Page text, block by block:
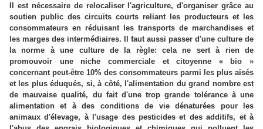
Il est nécessaire de relocaliser l'agriculture, d'organiser grâce au
soutien public des circuits courts reliant les producteurs et les
consommateurs en réduisant les transports de marchandises et
les marges des intermédiaires. Il faut aussi passer d'une culture de
la norme à une culture de la règle: cela ne sert à rien de
promouvoir une niche commerciale et citoyenne « bio »
concernant peut-être 10% des consommateurs parmi les plus aisés
et les plus éduqués, si, à côté, l'alimentation du grand nombre est
de mauvaise qualité, du fait d'une trop grande tolérance à une
alimentation et à des conditions de vie dénaturées pour les
animaux d'élevage, à l'usage des pesticides et des additifs, et à